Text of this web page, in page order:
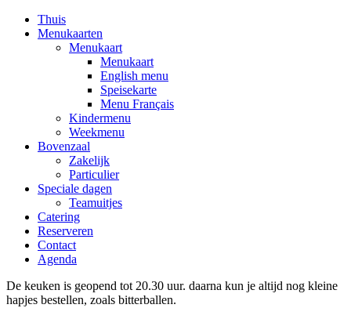
Thuis
Menukaarten
Menukaart
Menukaart
English menu
Speisekarte
Menu Français
Kindermenu
Weekmenu
Bovenzaal
Zakelijk
Particulier
Speciale dagen
Teamuitjes
Catering
Reserveren
Contact
Agenda
De keuken is geopend tot 20.30 uur. daarna kun je altijd nog kleine
hapjes bestellen, zoals bitterballen.